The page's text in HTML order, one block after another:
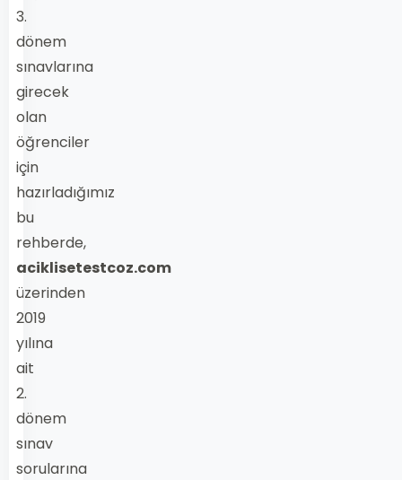
3.
dönem
sınavlarına
girecek
olan
öğrenciler
için
hazırladığımız
bu
rehberde,
aciklisetestcoz.com
üzerinden
2019
yılına
ait
2.
dönem
sınav
sorularına